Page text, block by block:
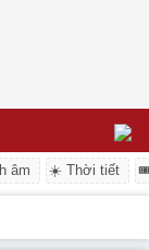
âm ☀️ Thời tiết